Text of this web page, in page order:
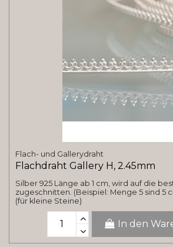
Flach- und Gallerydraht
Flachdraht Gallery H, 2.45mm
Silber 925 Länge ab 1 cm, wird auf die
zugeschnitten. (Beispiel: Menge 5 sind 5
(für kleine Steine)
In den